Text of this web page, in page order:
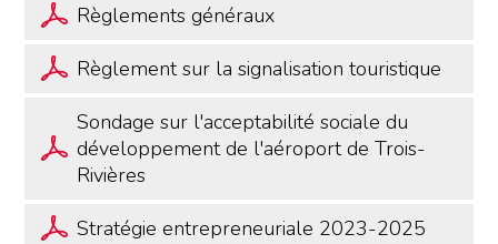
Règlements généraux
Règlement sur la signalisation touristique
Sondage sur l'acceptabilité sociale du
développement de l'aéroport de Trois-
Rivières
Stratégie entrepreneuriale 2023-2025